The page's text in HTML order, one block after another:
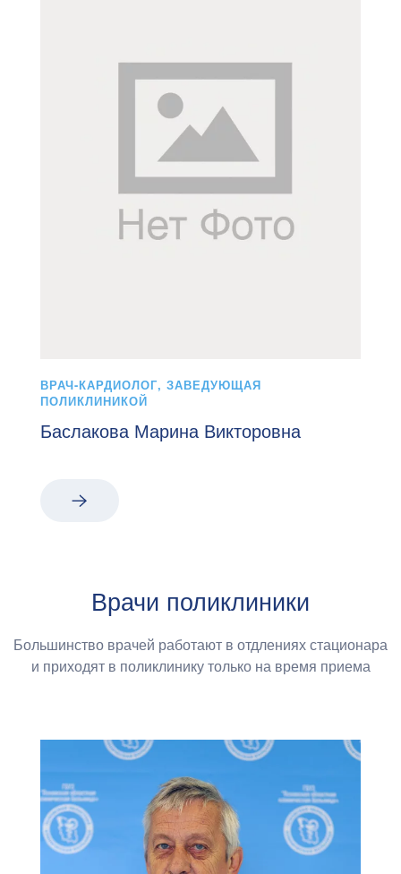
ВРАЧ-КАРДИОЛОГ, ЗАВЕДУЮЩАЯ
ПОЛИКЛИНИКОЙ
Баслакова Марина Викторовна
Врачи поликлиники
Большинство врачей работают в отдлениях стационара
и приходят в поликлинику только на время приема